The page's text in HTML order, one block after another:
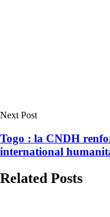
Next Post
Togo : la CNDH
international
Related Posts